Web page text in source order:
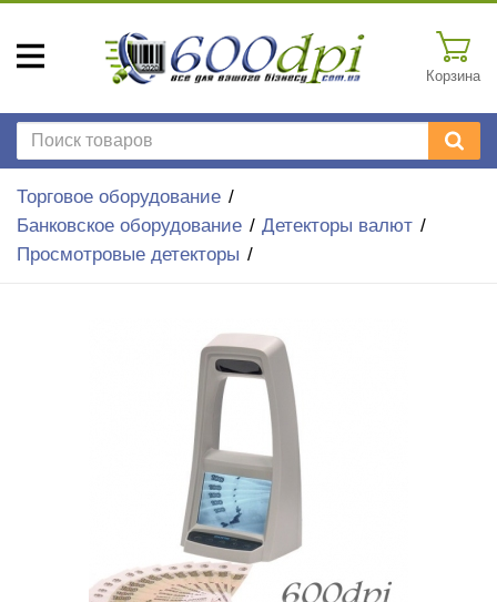
Корзина
Торговое оборудование
Банковское оборудование
Детекторы валют
Просмотровые детекторы